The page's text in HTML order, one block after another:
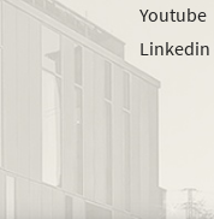
Youtube
Linkedin